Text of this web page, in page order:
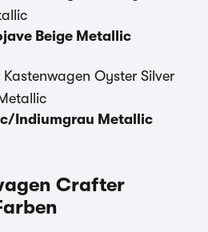
Beige Metallic
Indiumgrau Metallic
Crafter